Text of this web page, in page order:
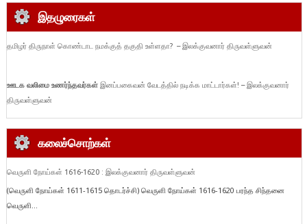
இதழுரைகள்
தமிழர் திருநாள் கொண்டாட நமக்குத் தகுதி உள்ளதா? – இலக்குவனார் திருவள்ளுவன்
ஊடக வலிமை உணர்ந்தவர்கள்இனப்பகைவன் வேடத்தில் நடிக்க மாட்டார்கள்! – இலக்குவனார்
திருவள்ளுவன்
கலைச்சொற்கள்
வெருளி நோய்கள் 1616-1620 : இலக்குவனார் திருவள்ளுவன்
(வெருளி நோய்கள் 1611-1615 தொடர்ச்சி) வெருளி நோய்கள் 1616-1620 பரந்த சிந்தனை
வெருளி...